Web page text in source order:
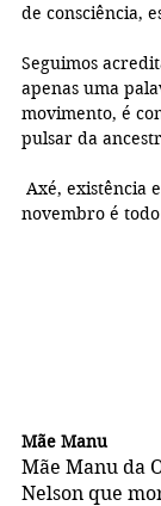
de consciência,
Seguimos
apenas uma
movimento, é
pulsar da
novembro é
Mãe Manu
Mãe Manu da
Nelson que